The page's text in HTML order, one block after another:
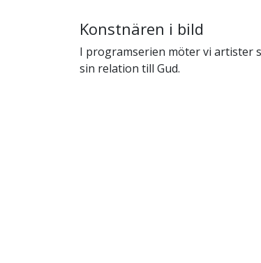
Konstnären i bild
I programserien möter vi artister
sin relation till Gud.